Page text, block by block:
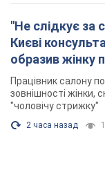
"Не слідкує за
Києві
образив жінку
розгорівся
Працівник салону
зовнішності жінки,
"чоловічу стрижку"
2 часа назад